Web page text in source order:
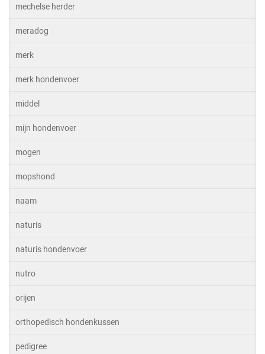
mechelse herder
meradog
merk
merk hondenvoer
middel
mijn hondenvoer
mogen
mopshond
naam
naturis
naturis hondenvoer
nutro
orijen
orthopedisch hondenkussen
pedigree